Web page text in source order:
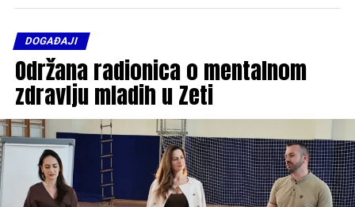
obilježavanja Dana Evrope, uz podršku Delegacije
Evropske unije kroz projekat „Opštine za EU“, čime se
dodatno ističe značaj lokalnih zajednica u procesu
evropskih integracija.
U revijalnom dijelu programa učestvovaće predstavnici
više lokalnih institucija i službi, među kojima su JU
Centar za pružanje usluga iz oblasti socijalne i dječije
zaštite za Opštinu Zeta, Nacionalni park „Skadarsko
jezero“, Komunalno preduzeće Opštine Zeta i Turistička
organizacija Zeta.
DOGAĐAJI
Održana radionica o mentalnom
zdravlju mladih u Zeti